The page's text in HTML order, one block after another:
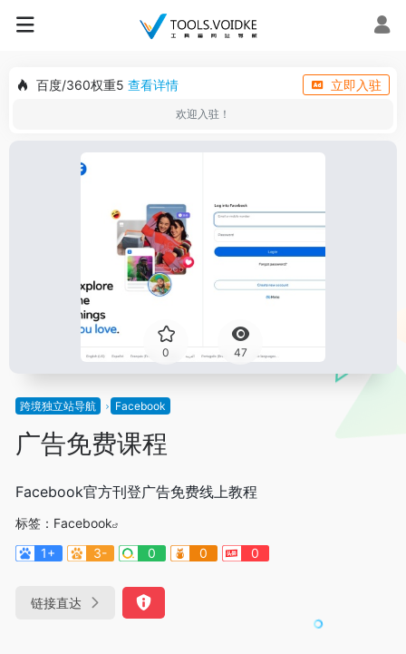
百度/360权重5 查看详情 立即入驻
欢迎入驻！
0 47
跨境独立站导航 Facebook
广告免费课程
Facebook官方刊登广告免费线上教程
标签： Facebook
1+
3- 0 0 0
链接直达